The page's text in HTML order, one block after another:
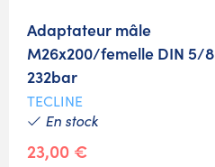
Adaptateur mâle
M26x200/femelle DIN 5/8
232bar
TECLINE
En stock
23,00 €